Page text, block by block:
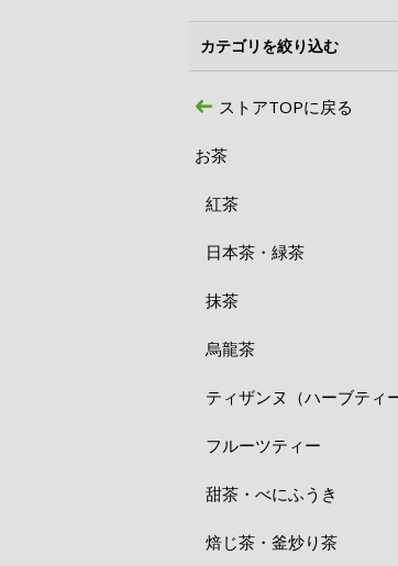
カテゴリを絞り込む
ストアTOPに戻る
お茶
紅茶
日本茶・緑茶
抹茶
烏龍茶
ティザンヌ（ハーブティ
フルーツティー
甜茶・べにふうき
焙じ茶・釜炒り茶